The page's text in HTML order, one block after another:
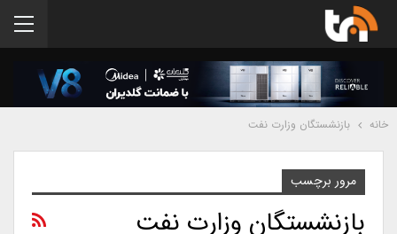
خانه بازنشستگان وزارت نفت
مرور برچسب
بازنشستگان وزارت نفت